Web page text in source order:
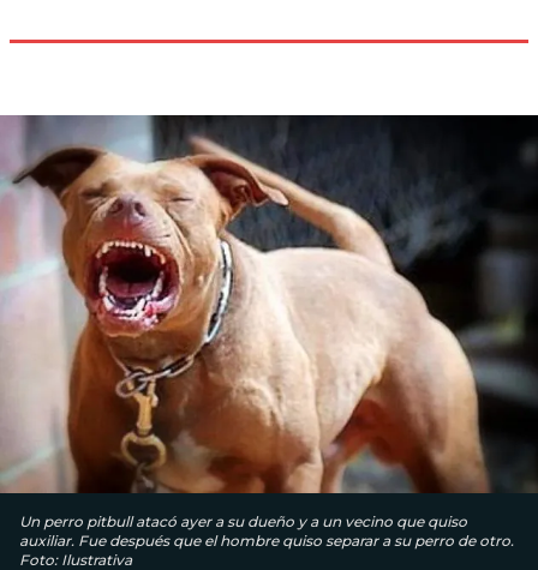
Un perro pitbull atacó ayer a su dueño y a un vecino que quiso
auxiliar. Fue después que el hombre quiso separar a su perro de otro.
Foto: Ilustrativa